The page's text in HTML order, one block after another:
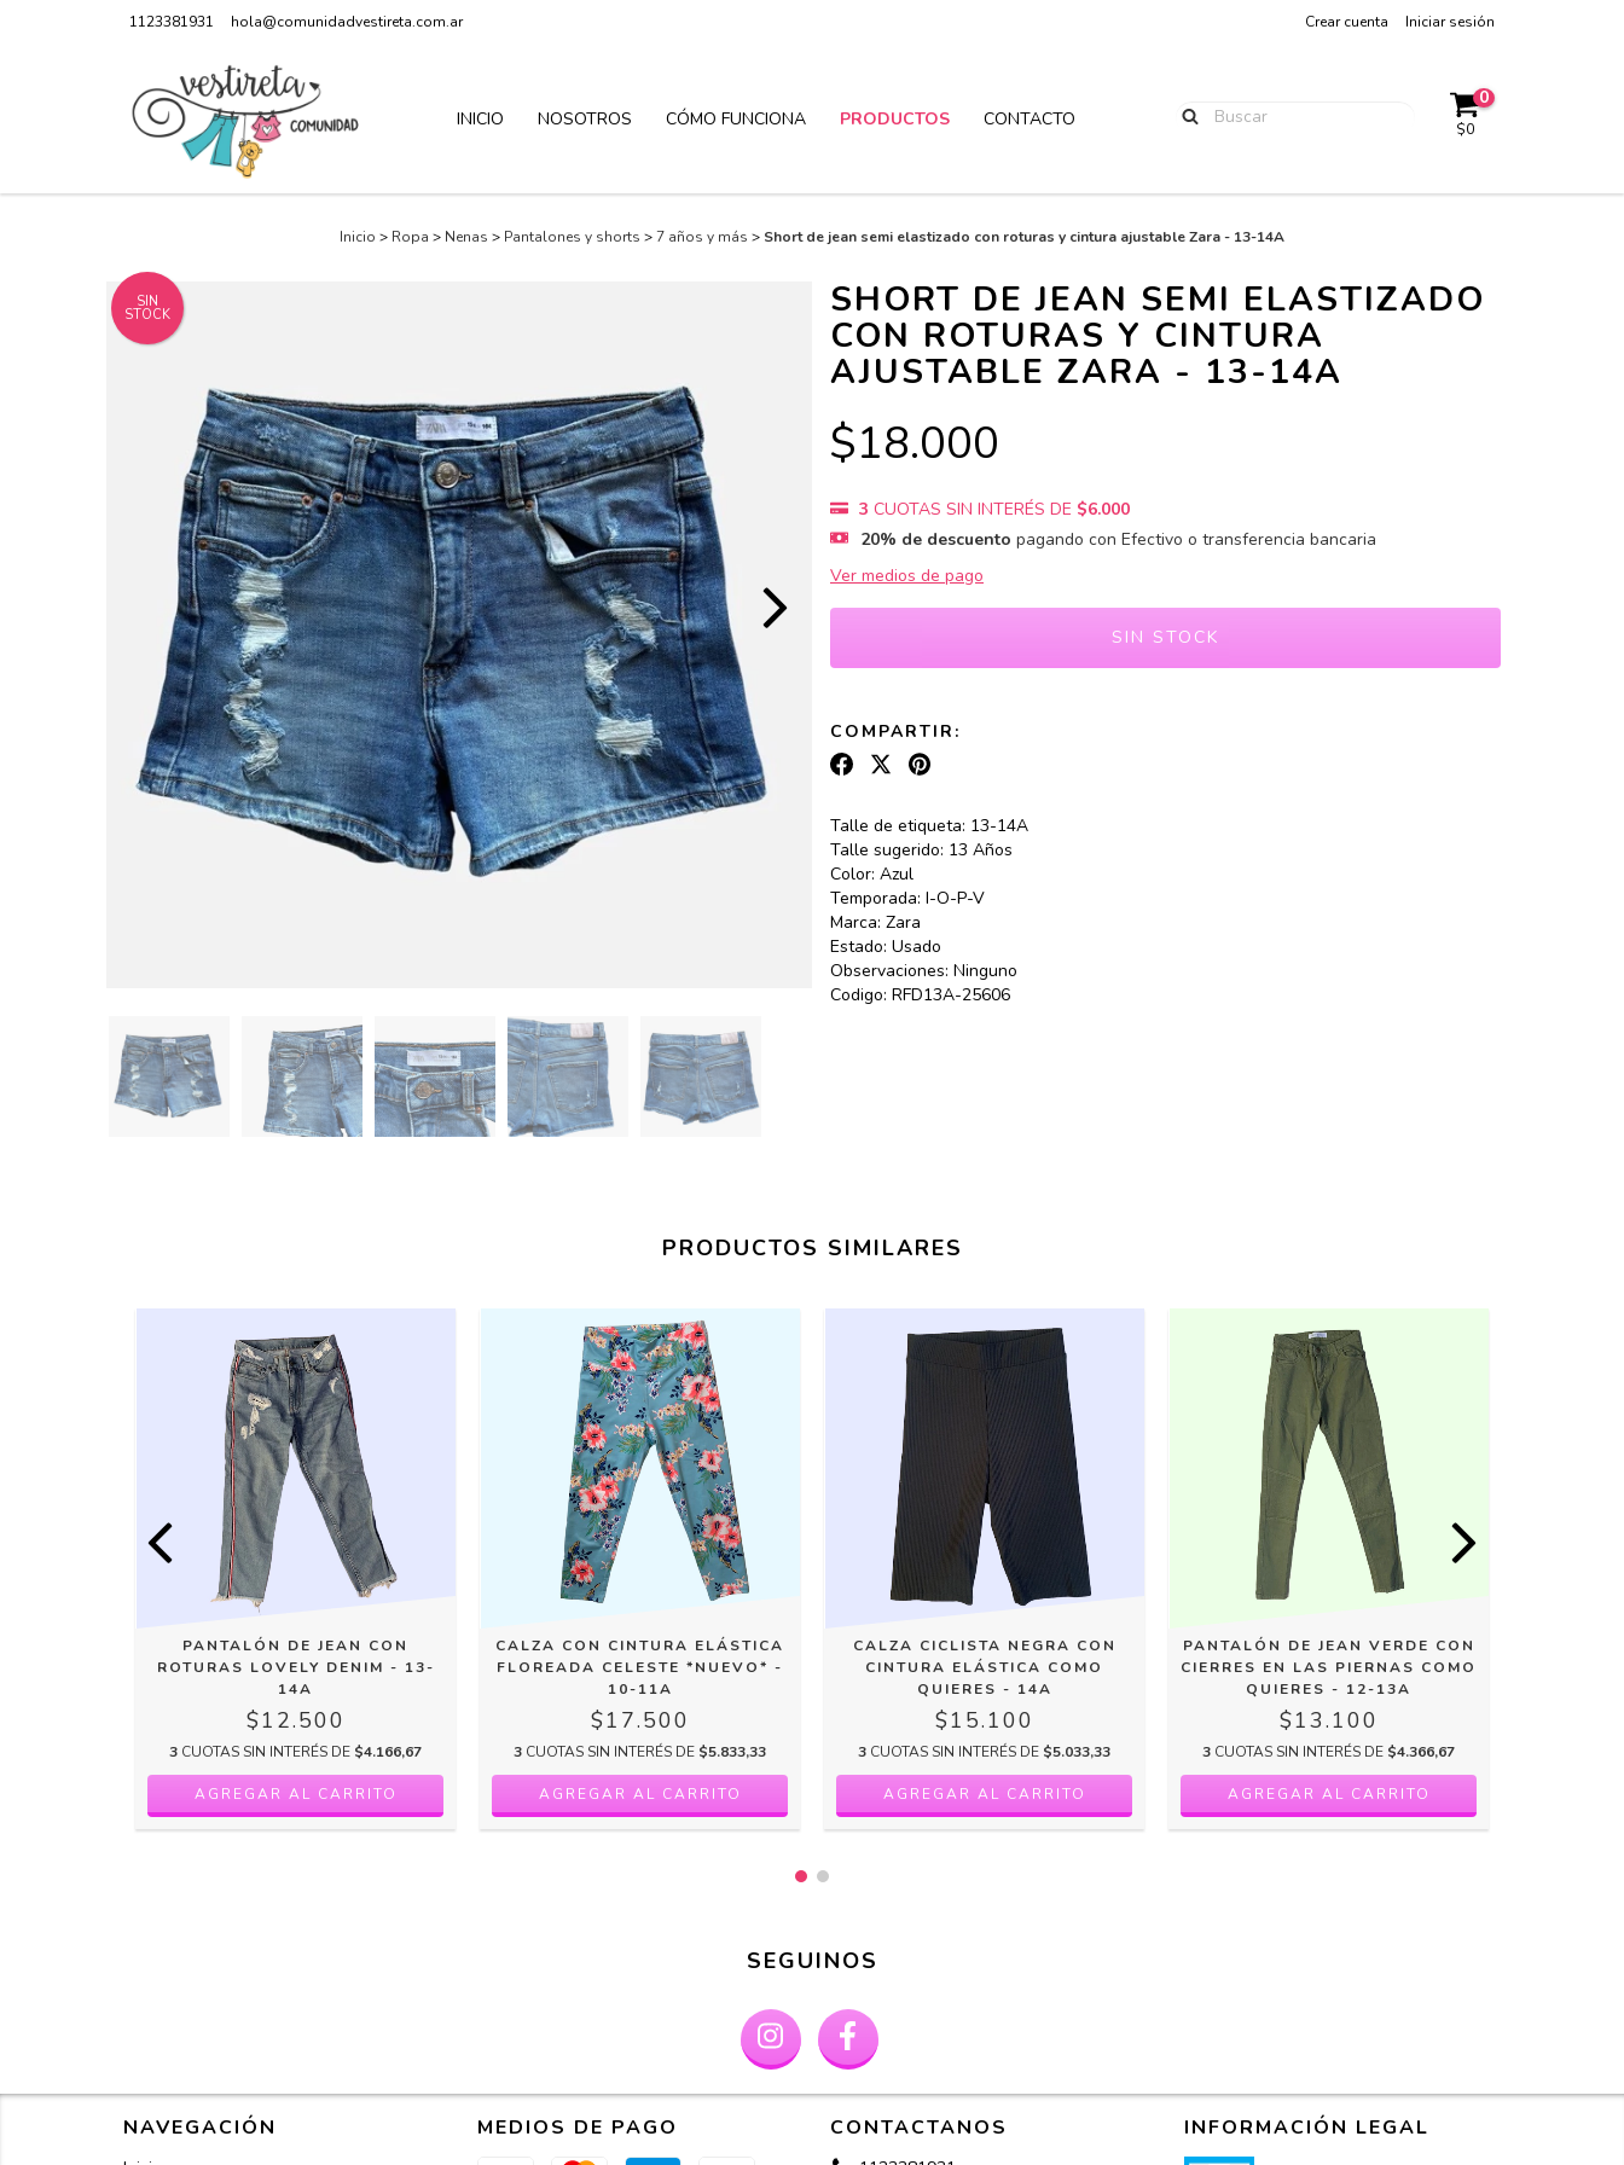
1123381931 hola@comunidadvestireta.com.ar Crear cuenta Iniciar sesión
INICIO NOSOTROS CÓMO FUNCIONA PRODUCTOS CONTACTO
0
$0
Inicio > Ropa > Nenas > Pantalones y shorts >7 años y más > Short de jean semi elastizado con roturas y cintura ajustable Zara - 13-14A
SIN
STOCK SHORT DE JEAN SEMI ELASTIZADO
CON ROTURAS Y CINTURA
AJUSTABLE ZARA - 13-14A
$18.000
3 CUOTAS SIN INTERÉS DE $6.000
20% de descuento pagando con Efectivo o transferencia bancaria
Ver medios de pago
COMPARTIR:
Talle de etiqueta: 13-14A
Talle sugerido: 13 Años
Color: Azul
Temporada: I-O-P-V
Marca: Zara
Estado: Usado
Observaciones: Ninguno
Codigo: RFD13A-25606
PRODUCTOS SIMILARES
PANTALÓN DE JEAN CON
ROTURAS LOVELY DENIM - 13-
14A
$12.500
3 CUOTAS SIN INTERÉS DE $4.166,67
CALZA CON CINTURA ELÁSTICA
FLOREADA CELESTE *NUEVO* -
10-11A
$17.500
3 CUOTAS SIN INTERÉS DE $5.833,33
CALZA CICLISTA NEGRA CON
CINTURA ELÁSTICA COMO
QUIERES - 14A
$15.100
3 CUOTAS SIN INTERÉS DE $5.033,33
PANTALÓN DE JEAN VERDE CON
CIERRES EN LAS PIERNAS COMO
QUIERES - 12-13A
$13.100
3 CUOTAS SIN INTERÉS DE $4.366,67
SEGUINOS
NAVEGACIÓN MEDIOS DE PAGO CONTACTANOS INFORMACIÓN LEGAL